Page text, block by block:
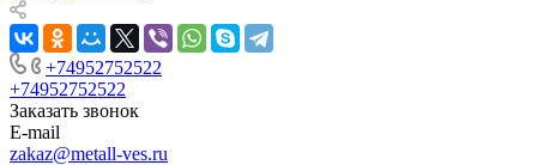
+74952752522
+74952752522
Заказать звонок
E-mail
zakaz@metall-ves.ru